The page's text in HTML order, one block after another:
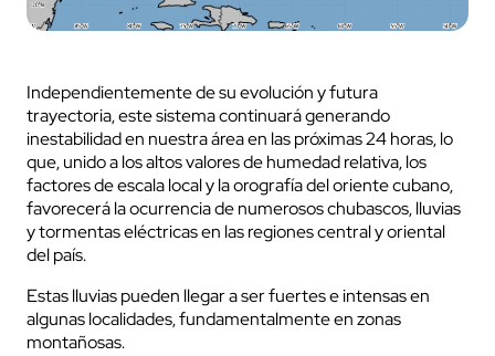
Independientemente de su evolución y futura
trayectoria, este sistema continuará generando
inestabilidad en nuestra área en las próximas 24 horas, lo
que, unido a los altos valores de humedad relativa, los
factores de escala local y la orografía del oriente cubano,
favorecerá la ocurrencia de numerosos chubascos, lluvias
y tormentas eléctricas en las regiones central y oriental
del país.
Estas lluvias pueden llegar a ser fuertes e intensas en
algunas localidades, fundamentalmente en zonas
montañosas.